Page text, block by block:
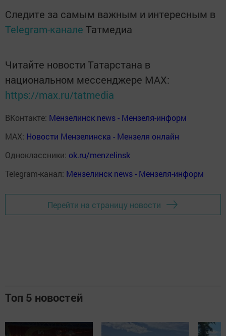
Следите за самым важным и интересным в
Telegram-канале Татмедиа
Читайте новости Татарстана в
национальном мессенджере MАХ:
https://max.ru/tatmedia
ВКонтакте: Мензелинск news - Мензеля-информ
MAX: Новости Мензелинска - Мензеля онлайн
Одноклассники: ok.ru/menzelinsk
Telegram-канал: Мензелинск news - Мензеля-информ
Перейти на страницу новости
Топ 5 новостей